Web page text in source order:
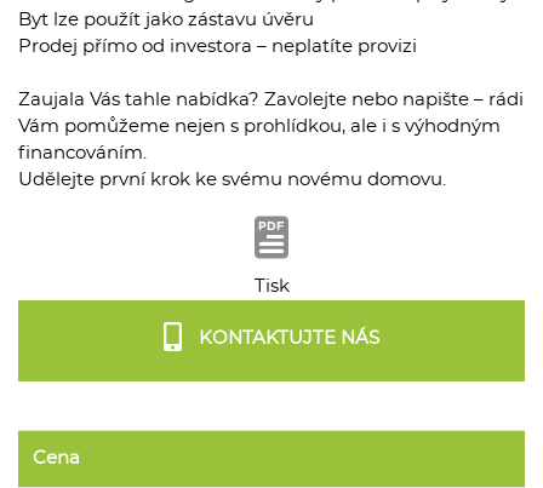
Byt lze použít jako zástavu úvěru
Prodej přímo od investora – neplatíte provizi
Zaujala Vás tahle nabídka? Zavolejte nebo napište – rádi
Vám pomůžeme nejen s prohlídkou, ale i s výhodným
financováním.
Udělejte první krok ke svému novému domovu.
Tisk
KONTAKTUJTE NÁS
Cena